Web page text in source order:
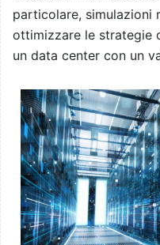
particolare, simulazioni
ottimizzare le strategie
un data center con un